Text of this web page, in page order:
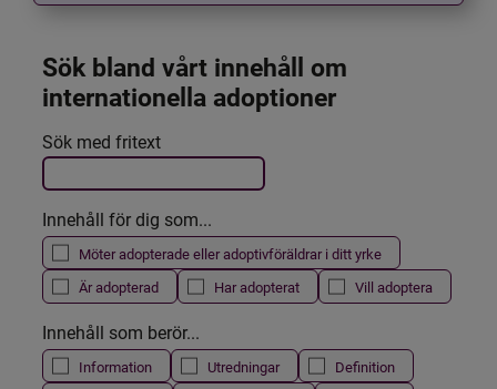
Sök bland vårt innehåll om
internationella adoptioner
Filtrera resultatet
Det här formuläret postas automatiskt
Sök med fritext
Innehåll för dig som...
Möter adopterade eller adoptivföräldrar i ditt yrke
Är adopterad
Har adopterat Vill adoptera
Innehåll som berör...
Information Utredningar
Definition